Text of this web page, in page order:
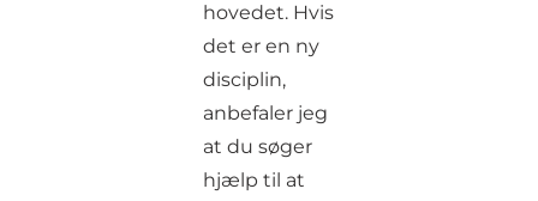
hovedet. Hvis
det er en ny
disciplin,
anbefaler jeg
at du søger
hjælp til at